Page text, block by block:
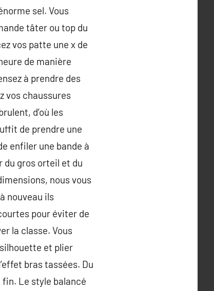
sel. Vous
tâter ou top du
vos patte une x de
de manière
à prendre des
vos chaussures
d’où les
de prendre une
enfiler une bande à
du gros orteil et du
nous vous
nouveau ils
pour éviter de
la classe. Vous
et plier
bras tassées. Du
Le style balancé